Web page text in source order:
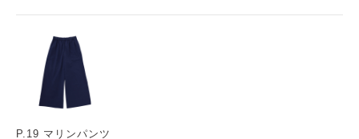
P.19 マリンパンツ